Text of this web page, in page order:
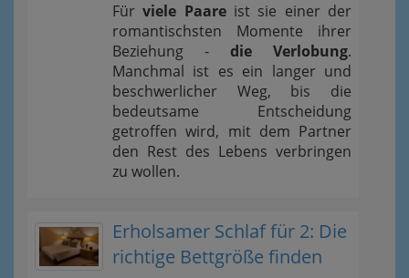
Fürviele Paareist sie einer der
romantischsten Momente ihrer
Beziehung - die Verlobung.
Manchmal ist es ein langer und
beschwerlicher Weg, bis die
bedeutsame Entscheidung
getroffen wird, mit dem Partner
den Rest des Lebens verbringen
zu wollen.
Erholsamer Schlaf für 2: Die
richtige Bettgröße finden